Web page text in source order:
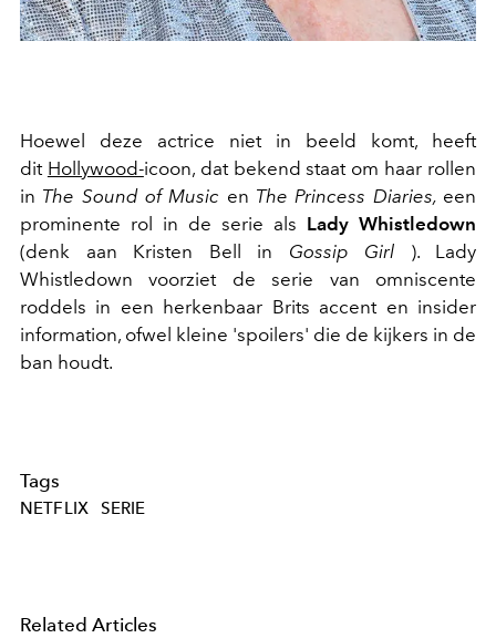
Hoewel deze actrice niet in beeld komt, heeft
dit Hollywood-icoon, dat bekend staat om haar rollen
in The Sound of Music en The Princess Diaries, een
prominente rol in de serie als Lady Whistledown
(denk aan Kristen Bell in Gossip Girl ). Lady
Whistledown voorziet de serie van omniscente
roddels in een herkenbaar Brits accent en insider
information, ofwel kleine 'spoilers' die de kijkers in de
ban houdt.
Tags
NETFLIX SERIE
Related Articles